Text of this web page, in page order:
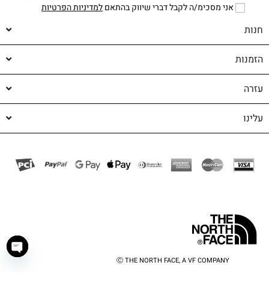
אני מסכימ/ה לקבל דברי שיווק בהתאםלמדיניות הפרטיות
חנות
הזמנות
עזרה
עלינו
Ⓒ THE NORTH FACE, A VF COMPANY